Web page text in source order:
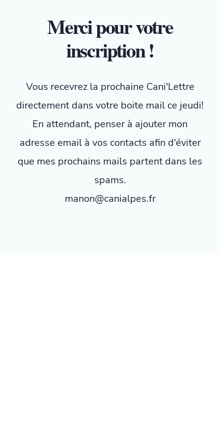
Merci pour votre
inscription !
Vous recevrez la prochaine Cani'Lettre
directement dans votre boite mail ce jeudi!
En attendant, penser à ajouter mon
adresse email à vos contacts afin d'éviter
que mes prochains mails partent dans les
spams.
manon@canialpes.fr